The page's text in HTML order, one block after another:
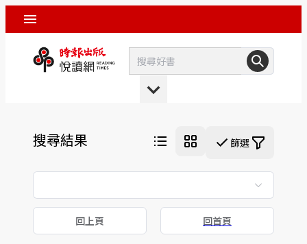
搜尋結果 篩選
回上頁 回首頁